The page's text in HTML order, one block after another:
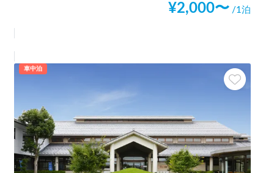
¥2,000〜 /1泊
車中泊